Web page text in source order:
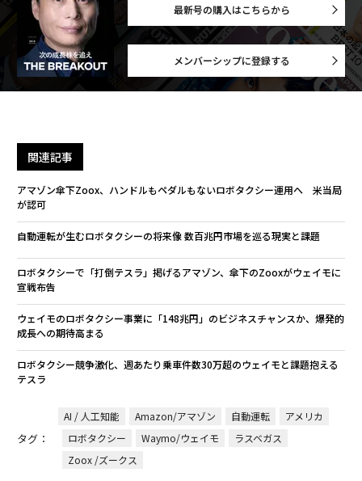
最新号の購入はこちらから
メンバーシップに登録する
関連記事
アマゾン傘下Zoox、ハンドルもペダルもないロボタクシー運用へ 米当局
が認可
自動運転が生むロボタクシーの将来像 数百兆円市場を巡る現実と課題
ロボタクシーで「打倒テスラ」掲げるアマゾン、傘下のZooxがウェイモに
宣戦布告
ウェイモのロボタクシー事業に「148兆円」のビジネスチャンスか、爆発的
成長への期待高まる
ロボタクシー競争激化、週あたり乗車件数30万超のウェイモと課題抱える
テスラ
タグ：
AI / 人工知能 Amazon/アマゾン 自動運転
アメリカ
ロボタクシー
Waymo/ウェイモ
ラスベガス
Zoox /ズークス